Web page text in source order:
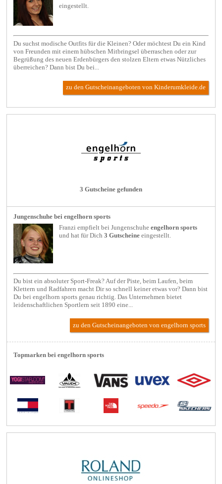
eingestellt.
Du suchst modische Outfits für die Kleinen? Oder möchtest Du ein Kind
von Freunden mit einem hübschen Mitbringsel überraschen oder zur
Begrüßung des neuen Erdenbürgers den stolzen Eltern etwas Nützliches
überreichen? Dann bist Du bei...
zu den Gutscheinangeboten von Kinderumkleide.de
3 Gutscheine gefunden
Jungenschuhe bei engelhorn sports
Franzi empfielt beiJungenschuhe engelhorn sports
und hat für Dich3 Gutscheine eingestellt.
Du bist ein absoluter Sport-Freak? Auf der Piste, beim Laufen, beim
Klettern und Radfahren macht Dir so schnell keiner etwas vor? Dann bist
Du bei engelhorn sports genau richtig. Das Unternehmen bietet
leidenschaftlichen Sportlern seit 1890 eine...
zu den Gutscheinangeboten von engelhorn sports
Topmarken bei engelhorn sports